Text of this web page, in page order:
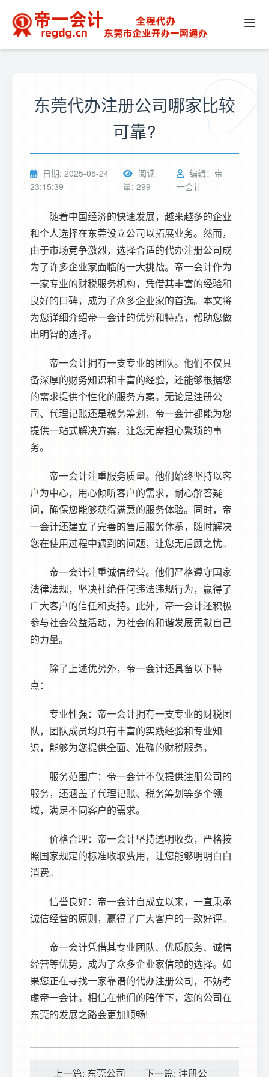
东莞代办注册公司哪家比较
可靠?
日期: 2025-05-24
23:15:39
阅读
量: 299
编辑：帝
一会计
随着中国经济的快速发展，越来越多的企业
和个人选择在东莞设立公司以拓展业务。然而，
由于市场竞争激烈，选择合适的代办注册公司成
为了许多企业家面临的一大挑战。帝一会计作为
一家专业的财税服务机构，凭借其丰富的经验和
良好的口碑，成为了众多企业家的首选。本文将
为您详细介绍帝一会计的优势和特点，帮助您做
出明智的选择。
帝一会计拥有一支专业的团队。他们不仅具
备深厚的财务知识和丰富的经验，还能够根据您
的需求提供个性化的服务方案。无论是注册公
司、代理记账还是税务筹划，帝一会计都能为您
提供一站式解决方案，让您无需担心繁琐的事
务。
帝一会计注重服务质量。他们始终坚持以客
户为中心，用心倾听客户的需求，耐心解答疑
问，确保您能够获得满意的服务体验。同时，帝
一会计还建立了完善的售后服务体系，随时解决
您在使用过程中遇到的问题，让您无后顾之忧。
帝一会计注重诚信经营。他们严格遵守国家
法律法规，坚决杜绝任何违法违规行为，赢得了
广大客户的信任和支持。此外，帝一会计还积极
参与社会公益活动，为社会的和谐发展贡献自己
的力量。
除了上述优势外，帝一会计还具备以下特
点：
专业性强：帝一会计拥有一支专业的财税团
队，团队成员均具有丰富的实践经验和专业知
识，能够为您提供全面、准确的财税服务。
服务范围广：帝一会计不仅提供注册公司的
服务，还涵盖了代理记账、税务筹划等多个领
域，满足不同客户的需求。
价格合理：帝一会计坚持透明收费，严格按
照国家规定的标准收取费用，让您能够明明白白
消费。
信誉良好：帝一会计自成立以来，一直秉承
诚信经营的原则，赢得了广大客户的一致好评。
帝一会计凭借其专业团队、优质服务、诚信
经营等优势，成为了众多企业家信赖的选择。如
果您正在寻找一家靠谱的代办注册公司，不妨考
虑帝一会计。相信在他们的陪伴下，您的公司在
东莞的发展之路会更加顺畅!
上一篇: 东莞公司 下一篇: 注册公